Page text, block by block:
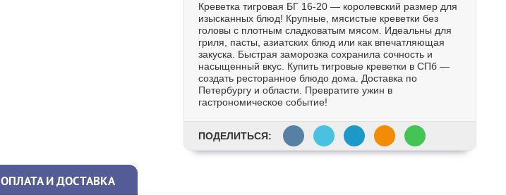
Креветка тигровая БГ 16-20 — королевский размер для
изысканных блюд! Крупные, мясистые креветки без
головы с плотным сладковатым мясом. Идеальны для
гриля, пасты, азиатских блюд или как впечатляющая
закуска. Быстрая заморозка сохранила сочность и
насыщенный вкус. Купить тигровые креветки в СПб —
создать ресторанное блюдо дома. Доставка по
Петербургу и области. Превратите ужин в
гастрономическое событие!
ПОДЕЛИТЬСЯ:
ОПЛАТА И ДОСТАВКА